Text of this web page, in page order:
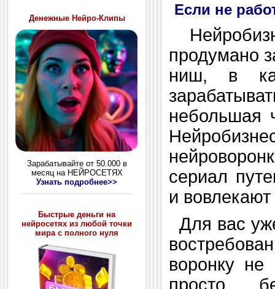
Денежные Нейро-Клипы
Зарабатывайте от 50.000 в
месяц на НЕЙРОСЕТЯХ
Узнать подробнее>>
Быстрые деньги на
нейросетях из любой точки
мира с полного нуля
Если не
продумано
ниш, в
небольшая
сериал
и
Для вас
воронку
просто